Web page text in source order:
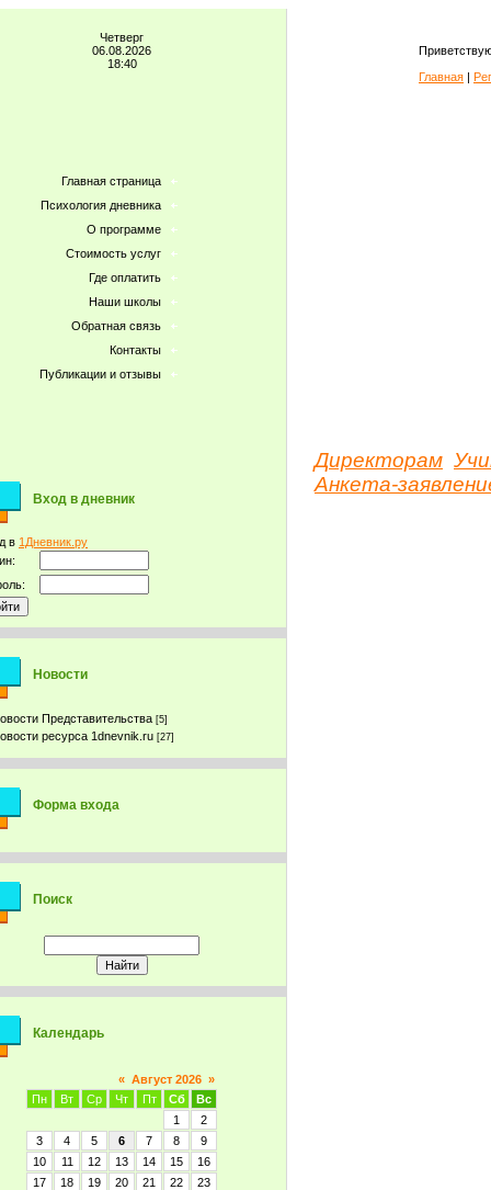
Четверг
06.08.2026
18:40
Главная страница
Психология дневника
О программе
Стоимость услуг
Где оплатить
Наши школы
Обратная связь
Контакты
Публикации и отзывы
Вход в дневник
в 1Дневник.ру
Новости
Представительства [5]
ресурса 1dnevnik.ru [27]
Форма входа
Поиск
Календарь
« Август 2026 »
Пн
Вт Ср Чт Пт Сб
Вс
1
2
3
4 5 6 7 8
9
10
11 12 13 14 15
16
17
18 19 20 21 22
23
Главная |
Директорам
Анкета-